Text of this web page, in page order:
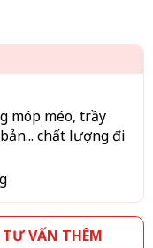
móp méo, trầy
chất lượng đi
TƯ VẤN THÊM